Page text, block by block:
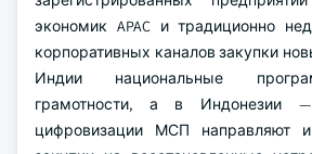
экономик APAC и традиционно
корпоративных каналов закупки
Индии национальные
грамотности, а в Индонезии
цифровизации МСП направляют